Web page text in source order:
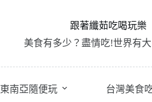
跟著纖茹吃喝玩樂
美食有多少？盡情吃!世界有
東南亞隨便玩 台灣美食